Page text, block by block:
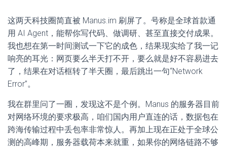
这两天科技圈简直被 Manus.im 刷屏了。号称是全球首款通
用 AI Agent，能帮你写代码、做调研、甚至直接交付成果。
我也想在第一时间测试一下它的成色，结果现实给了我一记
响亮的耳光：网页要么半天打不开，要么就是好不容易进去
了，结果在对话框转了半天圈，最后跳出一句“Network
Error”。
我在群里问了一圈，发现这不是个例。Manus 的服务器目前
对网络环境的要求极高，咱们国内用户直连的话，数据包在
跨海传输过程中丢包率非常惊人。再加上现在正处于全球公
测的高峰期，服务器载荷本来就重，如果你的网络链路不够